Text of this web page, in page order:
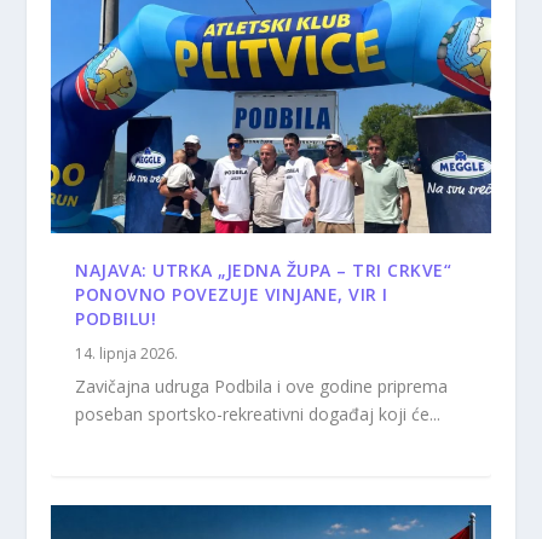
NAJAVA: UTRKA „JEDNA ŽUPA – TRI CRKVE“
PONOVNO POVEZUJE VINJANE, VIR I
PODBILU!
14. lipnja 2026.
Zavičajna udruga Podbila i ove godine priprema
poseban sportsko-rekreativni događaj koji će...